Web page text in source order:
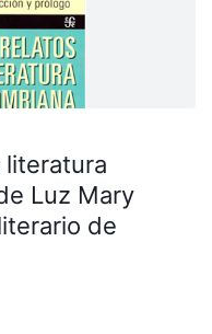
literatura
Luz Mary
de